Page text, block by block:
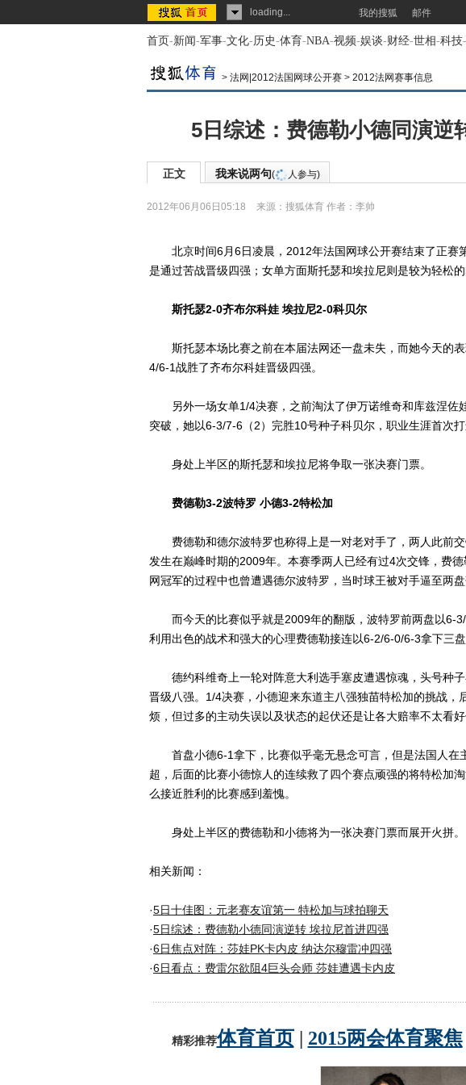
loading... 我的搜狐 邮件
首页-新闻-军事-文化-历史-体育-NBA-视频-娱谈-财经-世相-科技-
> 法网|2012法国网球公开赛 > 2012法网赛事信息
5日综述：费德勒小德同演逆
正文 我来说两句( 人参与)
2012年06月06日05:18 来源： 搜狐体育 作者：李帅
北京时间6月6日凌晨，2012年法国网球公开赛结束了正赛
是通过苦战晋级四强；女单方面斯托瑟和埃拉尼则是较为轻松的
斯托瑟2-0齐布尔科娃 埃拉尼2-0科贝尔
斯托瑟本场比赛之前在本届法网还一盘未失，而她今天的表
4/6-1战胜了齐布尔科娃晋级四强。
另外一场女单1/4决赛，之前淘汰了伊万诺维奇和库兹涅佐
突破，她以6-3/7-6（2）完胜10号种子科贝尔，职业生涯首次打
身处上半区的斯托瑟和埃拉尼将争取一张决赛门票。
费德勒3-2波特罗 小德3-2特松加
费德勒和德尔波特罗也称得上是一对老对手了，两人此前交
发生在巅峰时期的2009年。本赛季两人已经有过4次交锋，费
网冠军的过程中也曾遭遇德尔波特罗，当时球王被对手逼至两盘
而今天的比赛似乎就是2009年的翻版，波特罗前两盘以6-3/
利用出色的战术和强大的心理费德勒接连以6-2/6-0/6-3拿下三盘
德约科维奇上一轮对阵意大利选手塞皮遭遇惊魂，头号种子
晋级八强。1/4决赛，小德迎来东道主八强独苗特松加的挑战，
烦，但过多的主动失误以及状态的起伏还是让各大赔率不太看好
首盘小德6-1拿下，比赛似乎毫无悬念可言，但是法国人在
超，后面的比赛小德惊人的连续救了四个赛点顽强的将特松加
么接近胜利的比赛感到羞愧。
身处上半区的费德勒和小德将为一张决赛门票而展开火拼。
相关新闻：
·5日十佳图：元老赛友谊第一 特松加与球拍聊天
·5日综述：费德勒小德同演逆转 埃拉尼首进四强
·6日焦点对阵：莎娃PK卡内皮 纳达尔穆雷冲四强
·6日看点：费雷尔欲阻4巨头会师 莎娃遭遇卡内皮